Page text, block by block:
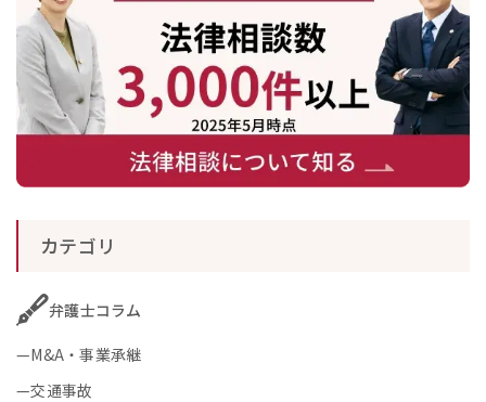
カテゴリ
弁護士コラム
M&A・事業承継
交通事故